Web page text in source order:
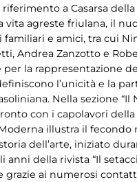
a Casarsa della
vita agreste friulana, il
familiari e amici, tra cui
Andrea Zanzotto e
per la rappresentazione
l’unicità e la
Nella sezione “Il
con i capolavori
illustra il fecondo
dell’arte, iniziato
anni della rivista “Il
grazie ai numerosi